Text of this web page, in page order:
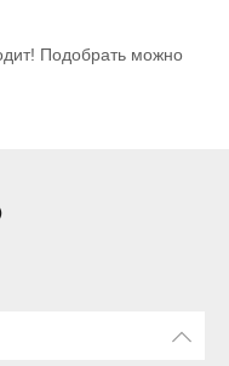
Подобрать можно